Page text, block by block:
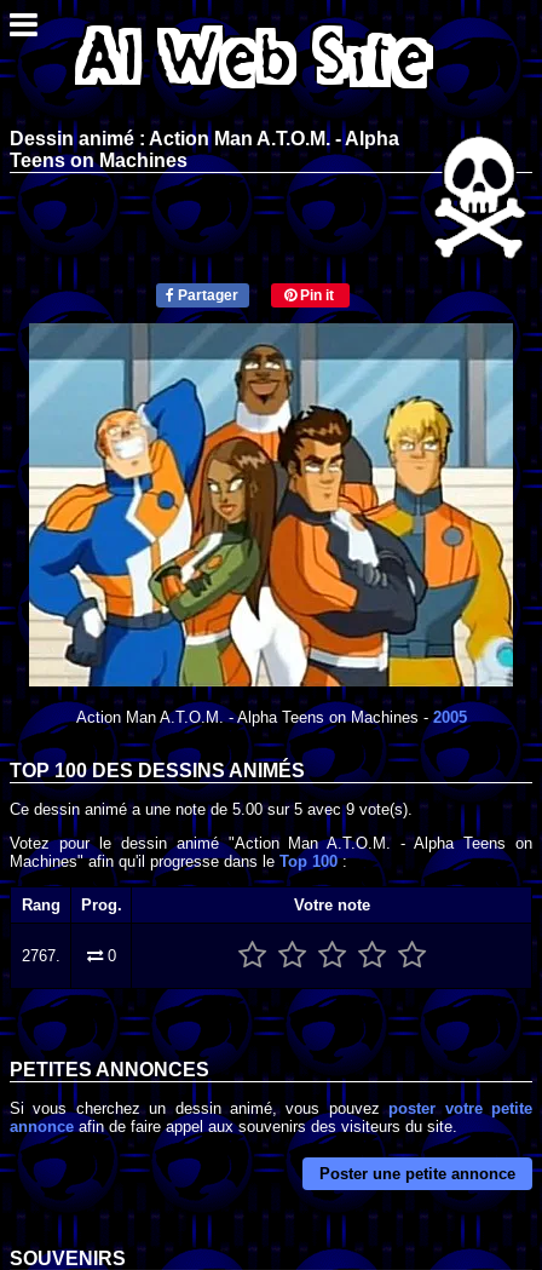
Dessin animé : Action Man A.T.O.M. - Alpha
Teens on Machines
Partager Pin it
Action Man A.T.O.M. - Alpha Teens on Machines -2005
TOP 100 DES DESSINS ANIMÉS
Ce dessin animé a une note de 5.00sur5 avec9 vote(s).
Votez pour le dessin animé "Action Man A.T.O.M. - Alpha Teens on
Machines" afin qu'il progresse dans le Top 100:
Rang Prog. Votre note
2767. 0
PETITES ANNONCES
Si vous cherchez un dessin animé, vous pouvezposter votre petite
annonce afin de faire appel aux souvenirs des visiteurs du site.
Poster une petite annonce
SOUVENIRS